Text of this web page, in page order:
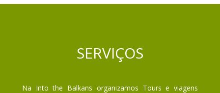
SERVIÇOS
Na Into the Balkans organizamos Tours e viagens